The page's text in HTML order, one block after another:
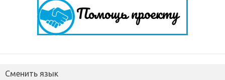
Сменить язык